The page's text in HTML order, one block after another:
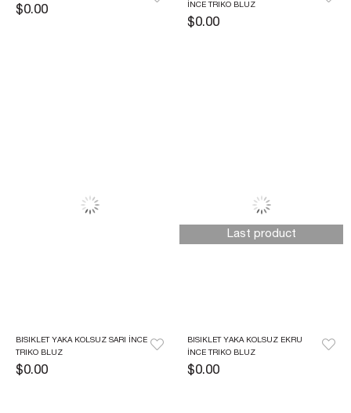
$0.00
İNCE TRIKO BLUZ
$0.00
BISIKLET YAKA KOLSUZ SARI İNCE
TRIKO BLUZ
$0.00
BISIKLET YAKA KOLSUZ EKRU
İNCE TRIKO BLUZ
$0.00
Last product